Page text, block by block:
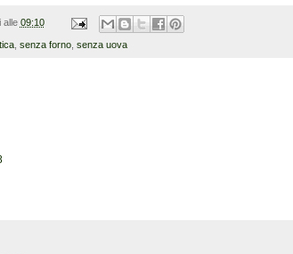
alle 09:10
senza forno senza uova